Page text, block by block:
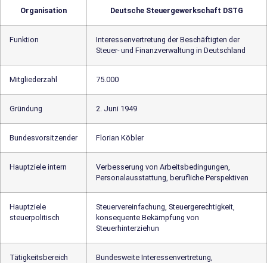
Organisation Deutsche Steuergewerkschaft DSTG
Funktion
Interessenvertretung der Beschäftigten der
Steuer- und Finanzverwaltung in Deutschland
Mitgliederzahl 75.000
Gründung 2. Juni 1949
Bundesvorsitzender Florian Köbler
Hauptziele intern
Verbesserung von Arbeitsbedingungen,
Personalausstattung, berufliche Perspektiven
Hauptziele
steuerpolitisch
Steuervereinfachung, Steuergerechtigkeit,
konsequente Bekämpfung von
Steuerhinterziehun
Tätigkeitsbereich
Bundesweite Interessenvertretung,